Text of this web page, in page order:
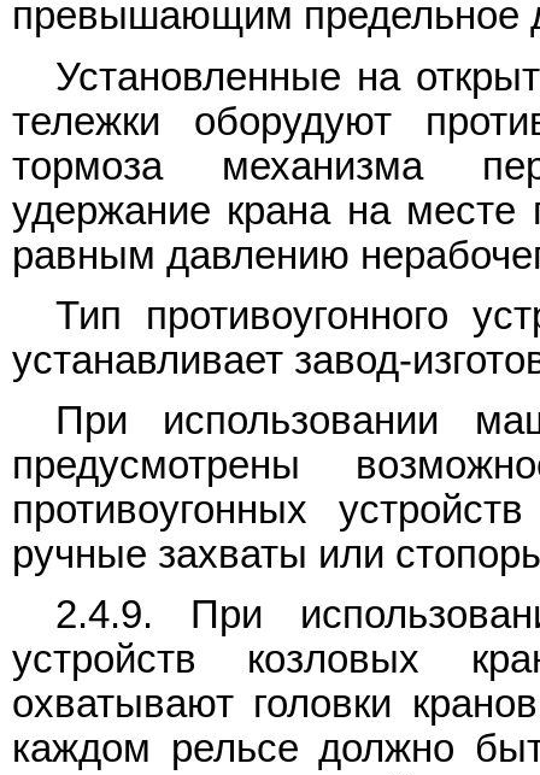
превышающим предельное
Установленные на
тележки оборудуют
тормоза механизма
удержание крана на месте
равным давлению
Тип противоугонного
устанавливает завод-
При использовании
предусмотрены
противоугонных
ручные захваты или
2.4.9. При
устройств козловых
охватывают головки
каждом рельсе должно